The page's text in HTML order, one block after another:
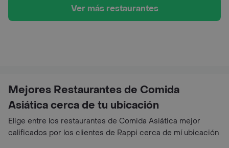
Ver más restaurantes
Mejores Restaurantes de Comida
Asiática cerca de tu ubicación
Elige entre los restaurantes de Comida Asiática mejor
calificados por los clientes de Rappi cerca de mí ubicación